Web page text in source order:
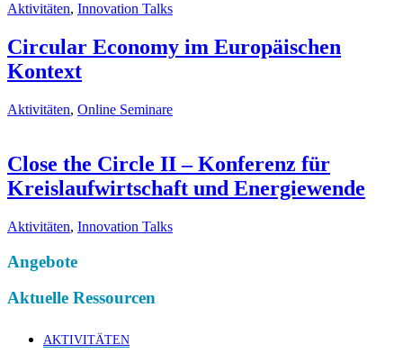
Aktivitäten, Innovation Talks
Circular Economy im Europäischen
Kontext
Aktivitäten, Online Seminare
Close the Circle II – Konferenz für
Kreislaufwirtschaft und Energiewende
Aktivitäten, Innovation Talks
Angebote
Aktuelle Ressourcen
AKTIVITÄTEN